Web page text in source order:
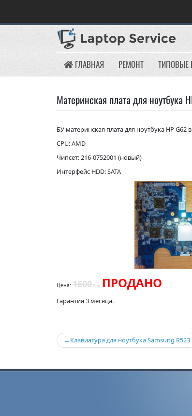
content
ГЛАВНАЯ РЕМОНТ
Материнская плата для ноутбука
БУ материнская плата для ноутбука HP
CPU: AMD
Чипсет: 216-0752001 (новый)
Интерфейс HDD: SATA
Цена: 1600Грн. ПРОДАНО
Гарантия 3 месяца.
Навигация
записям
Клавиатура для ноутбука Samsung R523